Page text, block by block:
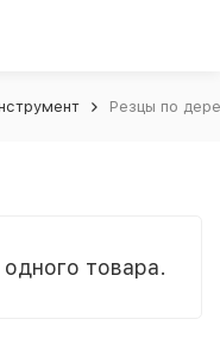
Резцы по
товара.